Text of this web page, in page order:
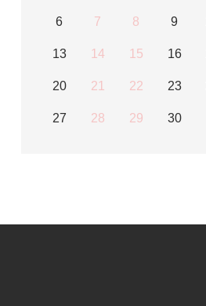
6 7 8 9
13 14 15 16
20 21 22 23
27 28 29 30